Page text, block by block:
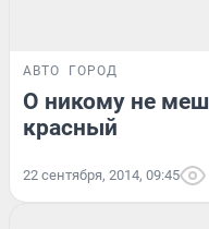
АВТО ГОРОД
О никому не
красный
22 сентября, 2014, 09:45